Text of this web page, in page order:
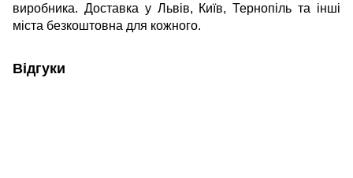
виробника. Доставка у Львів, Київ, Тернопіль та інші
міста безкоштовна для кожного.
Відгуки